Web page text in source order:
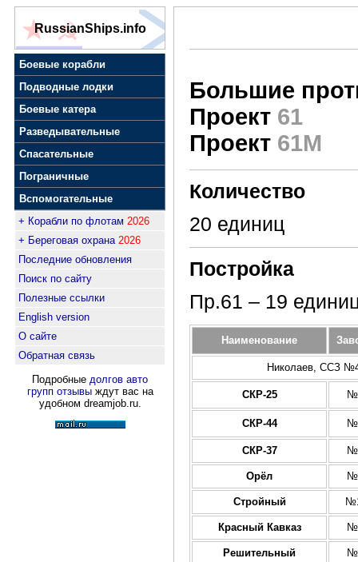
RussianShips.info
Боевые корабли
Подводные лодки
Боевые катера
Разведывательные
Спасательные
Пограничные
Вспомогательные
+ Корабли по флотам 2026
+ Береговая охрана 2026
Последние обновления
Поиск по сайту
Полезные ссылки
English version
О сайте
Обратная связь
Подробные долгов авто
групп отзывыждут вас на
удобном dreamjob.ru.
Большие
Проект 61
Проект 61М
Количество
20 единиц
Постройка
Пр.61 – 19
Наименование
Николаев, ССЗ
СКР-25
СКР-44
СКР-37
Орёл
Стройный
Красный Кавказ
Решительный